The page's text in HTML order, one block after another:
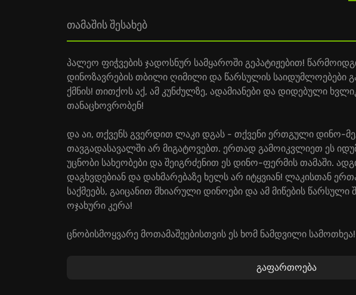
თამაშის შესახებ
პალეო ფიჭვების ჯადოსნურ სამყაროში გეპატიჟებით!
დინოზავრების თბილი ღიმილი და წარსულის საიდუმლოებები
ქმნის! თითქოს აქ, ამ კუნძულზე, ადამიანები და დიდებული
თანაცხოვრობენ!
და აი, თქვენს გვერდით ლაკი დგას - თქვენი ერთგული დინო-
თავგადასავალში არ მიგატოვებთ. ერთად გამოიკვლიეთ ეს
უცნობი სახეობები და შეიგრძენით ეს დინო-ფერმის თამაში.
დაგხვდებიან და დახმარებაზე ხელს არ იტყვიან! ლაკისთან
საქმეებს, გაიცანით მხიარული დინოები და ამ მიწების წარსული
ოჯახური კერა!
ცნობისმოყვარე მოთამაშეებისთვის ეს ხომ ნამდვილი
ფლეიტით და გული გემრიელი ლუკმით მოიგეთ. ეცადეთ,
გაფართოება